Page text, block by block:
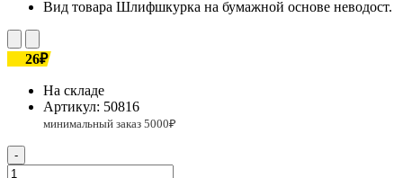
Вид товара Шлифшкурка на бумажной основе неводост.
26₽
На складе
Артикул: 50816
-